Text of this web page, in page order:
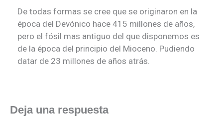
De todas formas se cree que se originaron en la
época del Devónico hace 415 millones de años,
pero el fósil mas antiguo del que disponemos es
de la época del principio del Mioceno. Pudiendo
datar de 23 millones de años atrás.
Deja una respuesta